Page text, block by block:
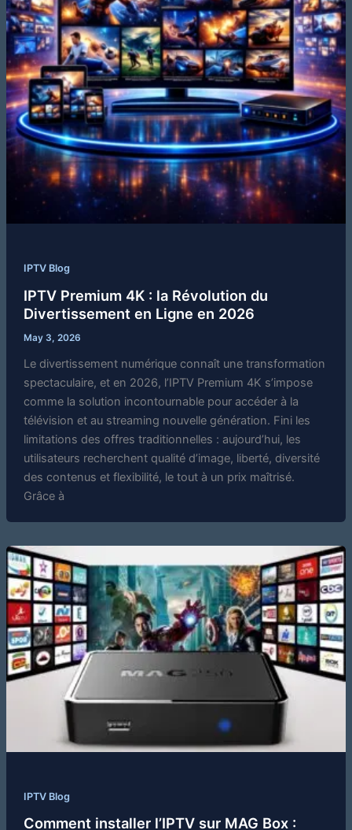
IPTV Blog
IPTV Premium 4K : la Révolution du
Divertissement en Ligne en 2026
May 3, 2026
Le divertissement numérique connaît une transformation
spectaculaire, et en 2026, l’IPTV Premium 4K s’impose
comme la solution incontournable pour accéder à la
télévision et au streaming nouvelle génération. Fini les
limitations des offres traditionnelles : aujourd’hui, les
utilisateurs recherchent qualité d’image, liberté, diversité
des contenus et flexibilité, le tout à un prix maîtrisé.
Grâce à
IPTV Blog
Comment installer l’IPTV sur MAG Box :